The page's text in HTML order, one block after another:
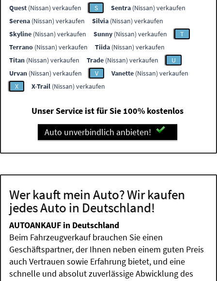
Quest (Nissan) verkaufen S Sentra (Nissan) verkaufen
Serena (Nissan) verkaufen Silvia (Nissan) verkaufen
Skyline (Nissan) verkaufen Sunny (Nissan) verkaufen
T
Terrano (Nissan) verkaufen Tiida (Nissan) verkaufen
Titan (Nissan) verkaufen Trade (Nissan) verkaufen
U
Urvan (Nissan) verkaufen V Vanette (Nissan) verkaufen
X
X-Trail (Nissan) verkaufen
Unser Service ist für Sie 100% kostenlos
Auto unverbindlich anbieten!
Wer kauft mein Auto? Wir kaufen
jedes Auto in Deutschland!
AUTOANKAUF in Deutschland
Beim Fahrzeugverkauf brauchen Sie einen
Geschäftspartner, der Ihnen neben einem guten Preis
auch Vertrauen sowie Erfahrung bietet, und eine
schnelle und absolut zuverlässige Abwicklung des